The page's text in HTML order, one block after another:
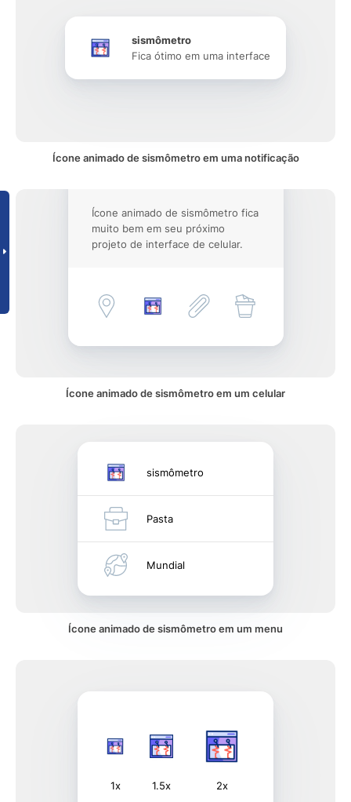
sismômetro
Fica ótimo em uma interface
Ícone animado de sismômetro em uma notificação
Ícone animado de sismômetro fica
muito bem em seu próximo
projeto de interface de celular.
Ícone animado de sismômetro em um celular
sismômetro
Pasta
Mundial
Ícone animado de sismômetro em um menu
1x 1.5x 2x